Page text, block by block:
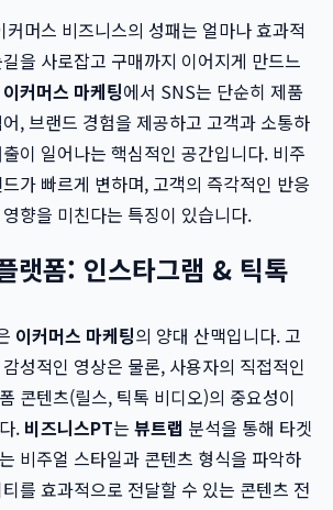
커머스 비즈니스의 성패는 얼마나 효과적
을 사로잡고 구매까지 이어지게 만드느
이커머스 마케팅에서 SNS는 단순히 제품
, 브랜드 경험을 제공하고 고객과 소통하
이 일어나는 핵심적인 공간입니다. 비주
가 빠르게 변하며, 고객의 즉각적인 반응
향을 미친다는 특징이 있습니다.
랫폼: 인스타그램 & 틱톡
이커머스 마케팅의 양대 산맥입니다. 고
성적인 영상은 물론, 사용자의 직접적인
콘텐츠(릴스, 틱톡 비디오)의 중요성이
. 비즈니스PT는 뷰트랩 분석을 통해 타겟
비주얼 스타일과 콘텐츠 형식을 파악하
를 효과적으로 전달할 수 있는 콘텐츠 전